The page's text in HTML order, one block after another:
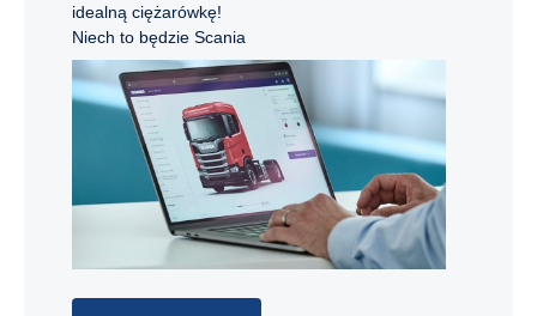
idealną ciężarówkę!
Niech to będzie Scania